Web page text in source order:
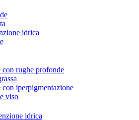
idrica
con rughe profonde
con iperpigmentazione
viso
idrica